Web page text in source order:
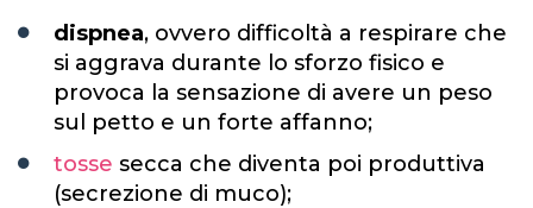
dispnea, ovvero difficoltà a respirare che
si aggrava durante lo sforzo fisico e
provoca la sensazione di avere un peso
sul petto e un forte affanno;
tosse secca che diventa poi produttiva
(secrezione di muco);